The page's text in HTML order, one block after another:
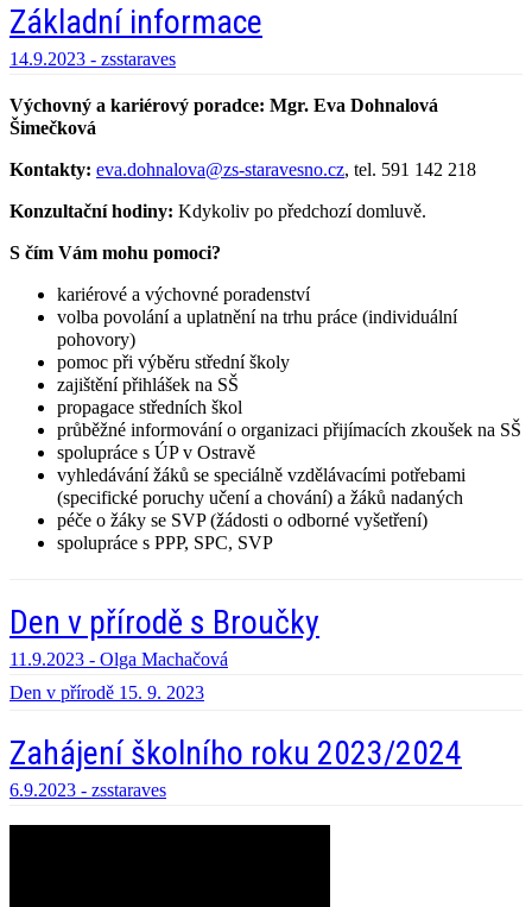
Základní informace
14.9.2023 - zsstaraves
Výchovný a kariérový poradce: Mgr. Eva Dohnalová
Šimečková
Kontakty: eva.dohnalova@zs-staravesno.cz, tel. 591 142 218
Konzultační hodiny: Kdykoliv po předchozí domluvě.
S čím Vám mohu pomoci?
kariérové a výchovné poradenství
volba povolání a uplatnění na trhu práce (individuální
pohovory)
pomoc při výběru střední školy
zajištění přihlášek na SŠ
propagace středních škol
průběžné informování o organizaci přijímacích zkoušek na SŠ
spolupráce s ÚP v Ostravě
vyhledávání žáků se speciálně vzdělávacími potřebami
(specifické poruchy učení a chování) a žáků nadaných
péče o žáky se SVP (žádosti o odborné vyšetření)
spolupráce s PPP, SPC, SVP
Den v přírodě s Broučky
11.9.2023 - Olga Machačová
Den v přírodě 15. 9. 2023
Zahájení školního roku 2023/2024
6.9.2023 - zsstaraves